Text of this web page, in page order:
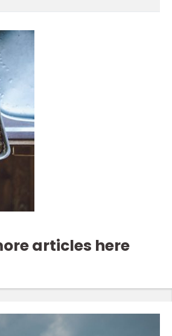
articles here